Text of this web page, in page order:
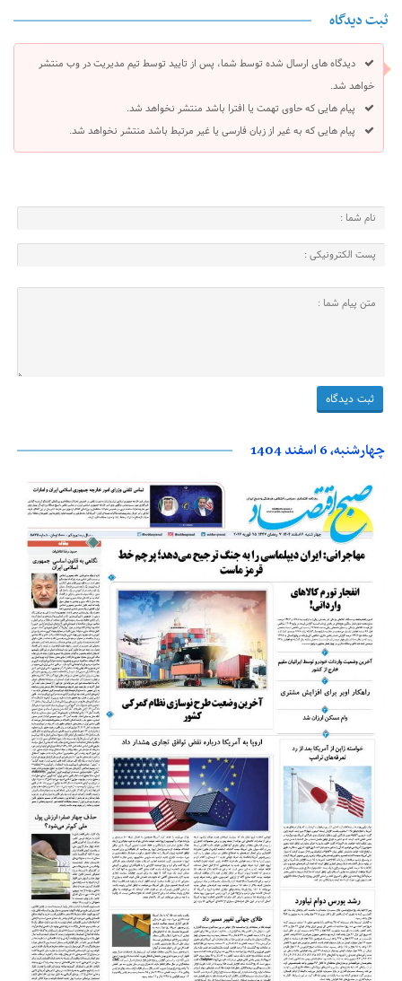
ثبت دیدگاه
دیدگاه های ارسال شده توسط شما، پس از تایید توسط تیم مدیریت در وب منتشر
خواهد شد.
پیام هایی که حاوی تهمت یا افترا باشد منتشر نخواهد شد.
پیام هایی که به غیر از زبان فارسی یا غیر مرتبط باشد منتشر نخواهد شد.
چهارشنبه، 6 اسفند 1404